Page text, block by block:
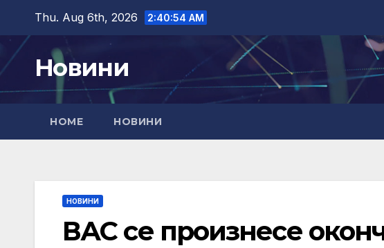
content
Thu. Aug 6th, 2026 2:40:54 AM
Новини
HOME НОВИНИ
НОВИНИ
ВАС се произнесе